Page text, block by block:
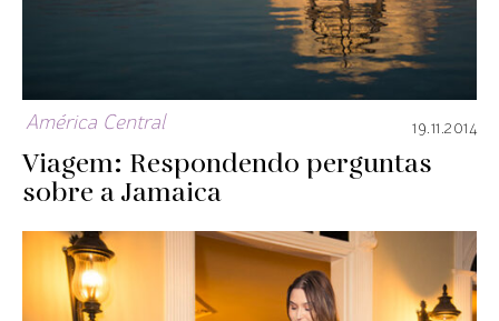
América Central 19.11.2014
Viagem: Respondendo perguntas
sobre a Jamaica